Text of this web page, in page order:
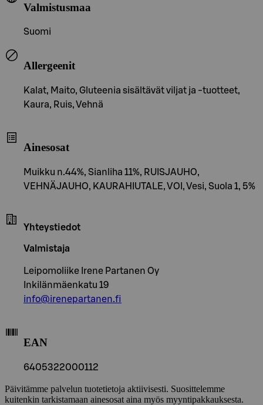
Valmistusmaa
Suomi
Allergeenit
Kalat, Maito, Gluteenia sisältävät viljat ja -tuotteet,
Kaura, Ruis, Vehnä
Ainesosat
Muikku n.44%, Sianliha 11%, RUISJAUHO,
VEHNÄJAUHO, KAURAHIUTALE, VOI, Vesi, Suola 1, 5%
Yhteystiedot
Valmistaja
Leipomoliike Irene Partanen Oy
Inkilänmäenkatu 19
info@irenepartanen.fi
EAN
6405322000112
Päivitämme palvelun tuotetietoja aktiivisesti. Suosittelemme
kuitenkin tarkistamaan ainesosat aina myös myyntipakkauksesta.